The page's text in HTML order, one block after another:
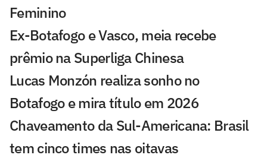
Feminino
Ex-Botafogo e Vasco, meia recebe
prêmio na Superliga Chinesa
Lucas Monzón realiza sonho no
Botafogo e mira título em 2026
Chaveamento da Sul-Americana: Brasil
tem cinco times nas oitavas